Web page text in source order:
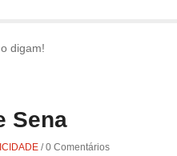
digam!
Sena
/0 Comentários